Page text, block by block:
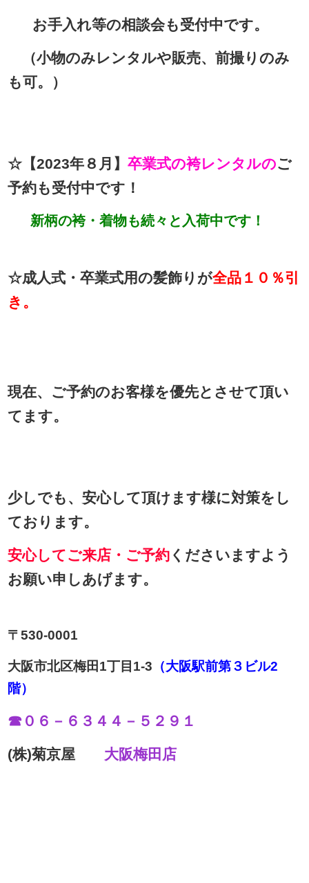
お手入れ等の相談会も受付中です。
（小物のみレンタルや販売、前撮りのみ
も可。）
☆【2023年８ 月】卒業式の袴レンタルのご
予約も受付中です！
新柄の袴・着物も続々と入荷中です！
☆成人式・卒業式用の髪飾りが全品１０％引
き。
現在、ご予約のお客様を優先とさせて頂い
てます。
少しでも、安心して頂けます様に対策をし
ております。
安心してご来店・ご予約 くださいますよう
お願い申しあげます。
〒530-0001
大阪市北区梅田1丁目1-3 （大阪駅前第３ビル2
階）
☎０６－６３４４－５２９１
(株)菊京屋 大阪梅田店